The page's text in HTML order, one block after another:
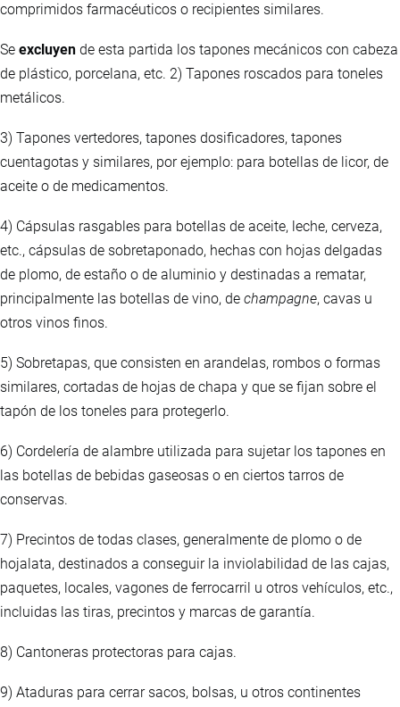
comprimidos farmacéuticos o recipientes similares.
Se excluyen de esta partida los tapones mecánicos con cabeza
de plástico, porcelana, etc. 2) Tapones roscados para toneles
metálicos.
3) Tapones vertedores, tapones dosificadores, tapones
cuentagotas y similares, por ejemplo: para botellas de licor, de
aceite o de medicamentos.
4) Cápsulas rasgables para botellas de aceite, leche, cerveza,
etc., cápsulas de sobretaponado, hechas con hojas delgadas
de plomo, de estaño o de aluminio y destinadas a rematar,
principalmente las botellas de vino, de champagne, cavas u
otros vinos finos.
5) Sobretapas, que consisten en arandelas, rombos o formas
similares, cortadas de hojas de chapa y que se fijan sobre el
tapón de los toneles para protegerlo.
6) Cordelería de alambre utilizada para sujetar los tapones en
las botellas de bebidas gaseosas o en ciertos tarros de
conservas.
7) Precintos de todas clases, generalmente de plomo o de
hojalata, destinados a conseguir la inviolabilidad de las cajas,
paquetes, locales, vagones de ferrocarril u otros vehículos, etc.,
incluidas las tiras, precintos y marcas de garantía.
8) Cantoneras protectoras para cajas.
9) Ataduras para cerrar sacos, bolsas, u otros continentes